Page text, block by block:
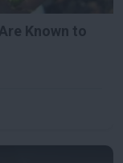
Known to